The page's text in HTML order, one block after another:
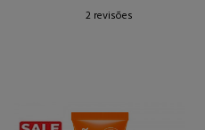
2 revisões